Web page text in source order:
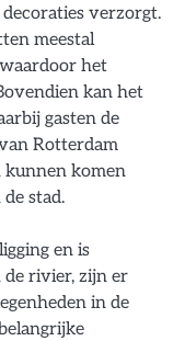
verzorgt.
meestal
het
kan het
gasten de
Rotterdam
kunnen komen
stad.
en is
de rivier, zijn er
in de